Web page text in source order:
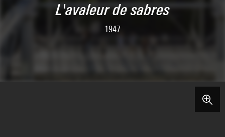
L'avaleur de sabres
1947